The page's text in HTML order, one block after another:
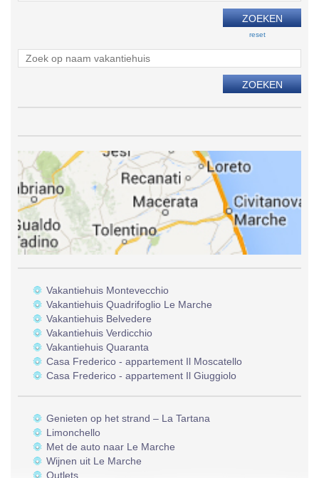
reset
Vakantiehuis Montevecchio
Vakantiehuis Quadrifoglio Le Marche
Vakantiehuis Belvedere
Vakantiehuis Verdicchio
Vakantiehuis Quaranta
Casa Frederico - appartement Il Moscatello
Casa Frederico - appartement Il Giuggiolo
Genieten op het strand – La Tartana
Limonchello
Met de auto naar Le Marche
Wijnen uit Le Marche
Outlets